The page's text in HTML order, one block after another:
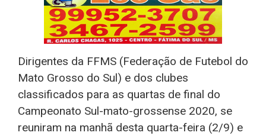
Dirigentes da FFMS (Federação de Futebol do
Mato Grosso do Sul) e dos clubes
classificados para as quartas de final do
Campeonato Sul-mato-grossense 2020, se
reuniram na manhã desta quarta-feira (2/9) e